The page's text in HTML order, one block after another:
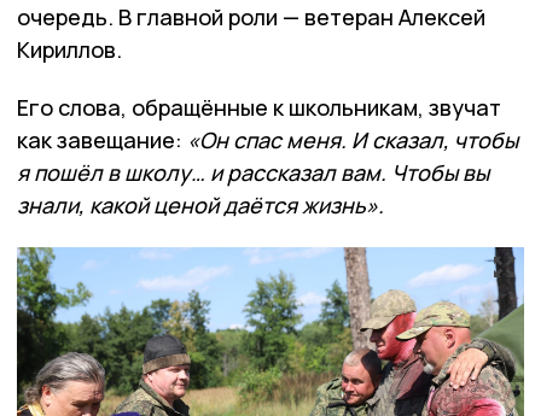
очередь. В главной роли — ветеран Алексей
Кириллов.
Его слова, обращённые к школьникам, звучат
как завещание: «Он спас меня. И сказал, чтобы
я пошёл в школу… и рассказал вам. Чтобы вы
знали, какой ценой даётся жизнь».